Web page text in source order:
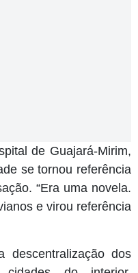
de Guajará-Mirim,
se tornou referência
“Era uma novela.
e virou referência
descentralização dos